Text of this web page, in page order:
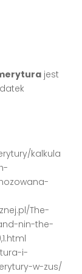
jest
kalkula
The-
nin-the-
i-
w-zus/